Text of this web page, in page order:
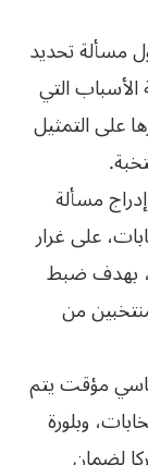
مسألة تحديد
التي
على التمثيل
مسألة
على غرار
بهدف ضبط
من
مؤقت يتم
وبلورة